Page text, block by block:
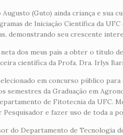
Augusto (Guto) ainda criança e sua
de Iniciação Científica da
demonstrando seu crescente
dos meus pais a obter o título
científica da Profa. Dra. Irlys
em concurso público
da Graduação em
de Fitotecnia da UFC.
e fazer uso de toda a
do Departamento de Tecnologia